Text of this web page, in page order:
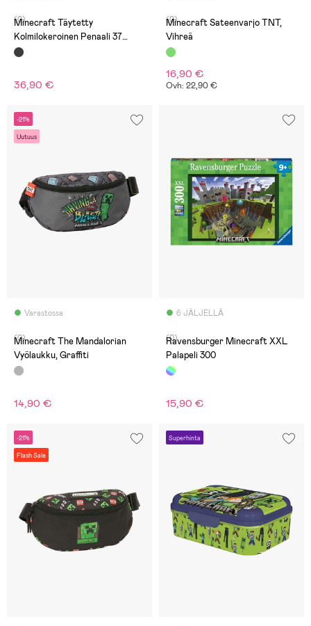
(0)
Minecraft Täytetty
Kolmilokeroinen Penaali 37
Osaa, Screen
36,90 €
(0)
Minecraft Sateenvarjo TNT,
Vihreä
16,90 €
Ovh: 22,90 €
-21%
Uutuus
Varastossa
(0)
Minecraft The Mandalorian
Vyölaukku, Graffiti
14,90 €
6 JÄLJELLÄ
(0)
Ravensburger Minecraft XXL
Palapeli 300
15,90 €
-21%
Flash Sale
Superhinta